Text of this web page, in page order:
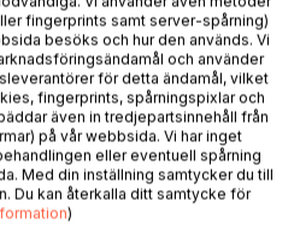
att få fira jul tillsammans med
en lång tids sjukdom och
att fira jul ensam. Vad hon
i Dalarna som behöver
sin pappa på julafton.
fingerprints samt server-spårning)
besöks och hur den används. Vi
och använder
för detta ändamål, vilket
fingerprints, spårningspixlar och
även in tredjepartsinnehåll från
på vår webbsida. Vi har inget
eller eventuell spårning
Med din inställning samtycker du till
Du kan återkalla ditt samtycke för
)